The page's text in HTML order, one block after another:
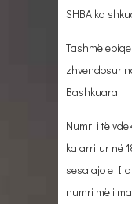
SHBA ka
Tashmë
zhvendosur
Bashkuara.
Numri i të
ka arritur në
sesa ajo e
numri më i